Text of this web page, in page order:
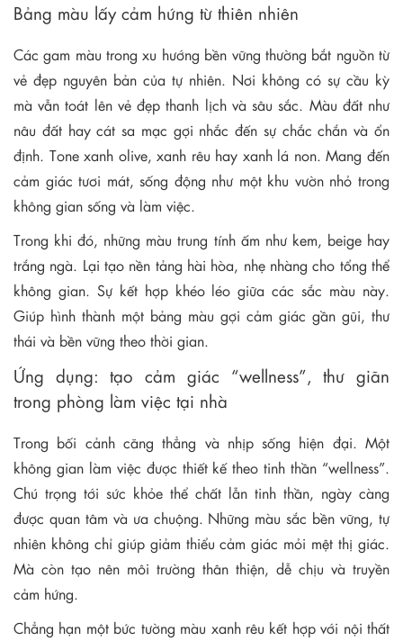
Bảng màu lấy cảm hứng từ thiên nhiên
Các gam màu trong xu hướng bền vững thường bắt nguồn từ
vẻ đẹp nguyên bản của tự nhiên. Nơi không có sự cầu kỳ
mà vẫn toát lên vẻ đẹp thanh lịch và sâu sắc. Màu đất như
nâu đất hay cát sa mạc gợi nhắc đến sự chắc chắn và ổn
định. Tone xanh olive, xanh rêu hay xanh lá non. Mang đến
cảm giác tươi mát, sống động như một khu vườn nhỏ trong
không gian sống và làm việc.
Trong khi đó, những màu trung tính ấm như kem, beige hay
trắng ngà. Lại tạo nền tảng hài hòa, nhẹ nhàng cho tổng thể
không gian. Sự kết hợp khéo léo giữa các sắc màu này.
Giúp hình thành một bảng màu gợi cảm giác gần gũi, thư
thái và bền vững theo thời gian.
Ứng dụng: tạo cảm giác “wellness”, thư giãn
trong phòng làm việc tại nhà
Trong bối cảnh căng thẳng và nhịp sống hiện đại. Một
không gian làm việc được thiết kế theo tinh thần “wellness”.
Chú trọng tới sức khỏe thể chất lẫn tinh thần, ngày càng
được quan tâm và ưa chuộng. Những màu sắc bền vững, tự
nhiên không chỉ giúp giảm thiểu cảm giác mỏi mệt thị giác.
Mà còn tạo nên môi trường thân thiện, dễ chịu và truyền
cảm hứng.
Chẳng hạn một bức tường màu xanh rêu kết hợp với nội thất